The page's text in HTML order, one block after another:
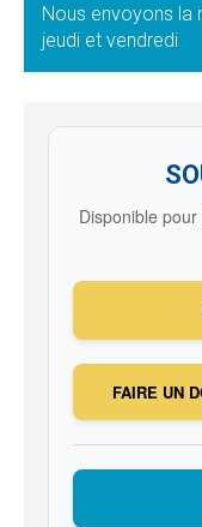
Nous envoyons la
jeudi et vendredi
Disponible
FAIRE UN